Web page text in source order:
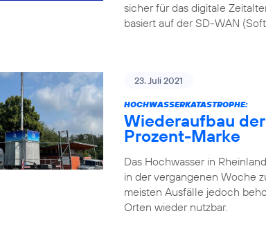
sicher für das digitale
basiert auf der SD-WAN
23. Juli 2021
HOCHWASSERKATASTROPHE:
Wiederaufbau
Prozent-Marke
Das Hochwasser in
in der vergangenen Woche
meisten Ausfälle jedoch
Orten wieder nutzbar.